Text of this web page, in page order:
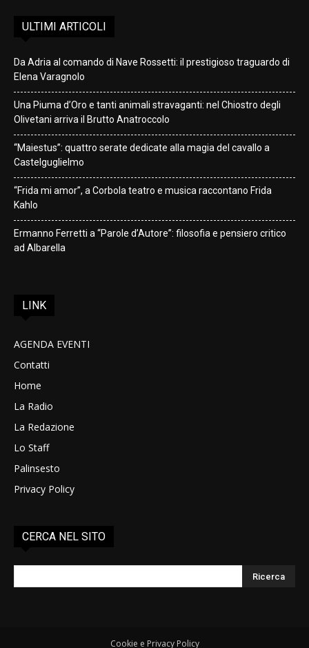
ULTIMI ARTICOLI
Da Adria al comando di Nave Rossetti: il prestigioso traguardo di
Elena Varagnolo
Una Piuma d’Oro e tanti animali stravaganti: nel Chiostro degli
Olivetani arriva il Brutto Anatroccolo
“Maiestus”: quattro serate dedicate alla magia del cavallo a
Castelguglielmo
“Frida mi amor”, a Corbola teatro e musica raccontano Frida
Kahlo
Ermanno Ferretti a “Parole d’Autore”: filosofia e pensiero critico
ad Albarella
LINK
AGENDA EVENTI
Contatti
Home
La Radio
La Redazione
Lo Staff
Palinsesto
Privacy Policy
CERCA NEL SITO
Cookie e Privacy Policy